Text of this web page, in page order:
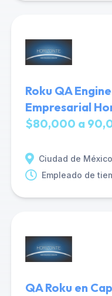
Roku QA
Empresarial
$80,000 a
Ciudad de
Empleado de
QA Roku en